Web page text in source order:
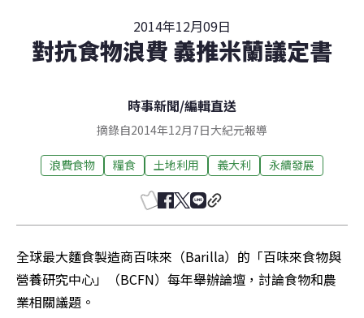
2014年12月09日
對抗食物浪費 義推米蘭議定書
時事新聞/編輯直送
摘錄自2014年12月7日大紀元報導
浪費食物 糧食 土地利用 義大利 永續發展
全球最大麵食製造商百味來（Barilla）的「百味來食物與
營養研究中心」（BCFN）每年舉辦論壇，討論食物和農
業相關議題。